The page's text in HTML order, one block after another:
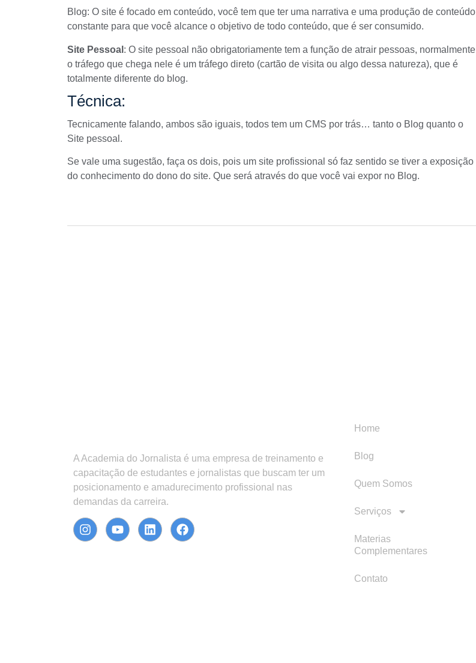
Blog: O site é focado em conteúdo, você tem que ter uma narrativa e uma produção de conteúdo
constante para que você alcance o objetivo de todo conteúdo, que é ser consumido.
Site Pessoal : O site pessoal não obrigatoriamente tem a função de atrair pessoas, normalmente
o tráfego que chega nele é um tráfego direto (cartão de visita ou algo dessa natureza), que é
totalmente diferente do blog.
Técnica:
Tecnicamente falando, ambos são iguais, todos tem um CMS por trás… tanto o Blog quanto o
Site pessoal.
Se vale uma sugestão, faça os dois, pois um site profissional só faz sentido se tiver a exposição
do conhecimento do dono do site. Que será através do que você vai expor no Blog.
A Academia do Jornalista é uma empresa de treinamento e
capacitação de estudantes e jornalistas que buscam ter um
posicionamento e amadurecimento profissional nas
demandas da carreira.
Home
Blog
Quem Somos
Serviços
Materias
Complementares
Contato